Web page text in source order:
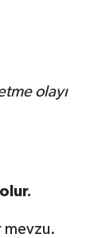
olayı
mevzu.